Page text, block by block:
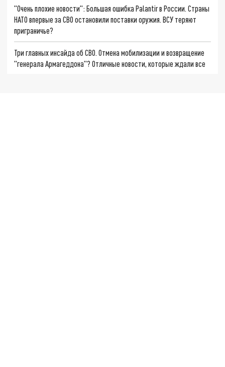
"Очень плохие новости": Большая ошибка Palantir в России. Страны
НАТО впервые за СВО остановили поставки оружия. ВСУ теряют
приграничье?
Три главных инсайда об СВО. Отмена мобилизации и возвращение
"генерала Армагеддона"? Отличные новости, которые ждали все